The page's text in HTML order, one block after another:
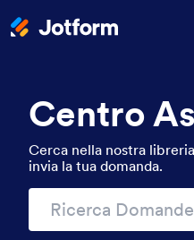
Centro
Cerca nella nostra
invia la tua domanda.